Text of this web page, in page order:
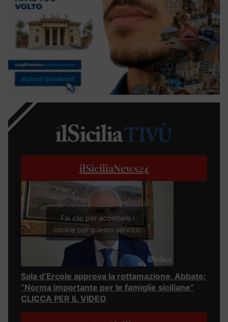
ilSiciliaNews24
Fai clic per accettare i
cookie per questo servizio
Sala d’Ercole approva la rottamazione, Abbate:
“Norma importante per le famiglie siciliane”
CLICCA PER IL VIDEO